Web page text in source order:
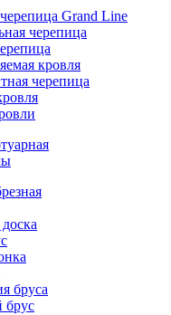
Grand Line
черепица
кровля
черепица
бруса
брус